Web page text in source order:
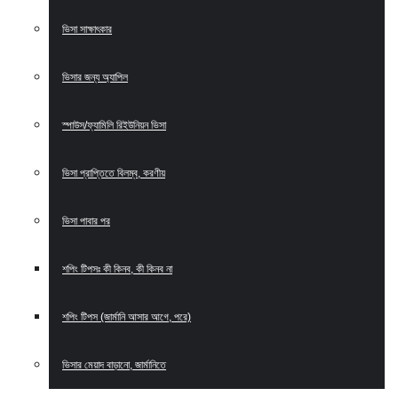
ভিসা সাক্ষাৎকার
ভিসার জন্য অ্যাপিল
স্পাউস/ফ্যামিলি রিইউনিয়ন ভিসা
ভিসা প্রাপ্তিতে বিলম্ব, করণীয়
ভিসা পাবার পর
শপিং টিপসঃ কী কিনব, কী কিনব না
শপিং টিপস (জার্মানি আসার আগে, পরে)
ভিসার মেয়াদ বাড়ানো, জার্মানিতে